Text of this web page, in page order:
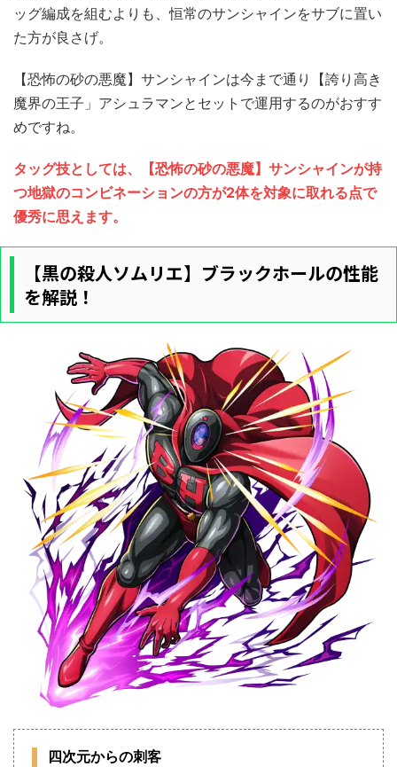
ッグ編成を組むよりも、恒常のサンシャインをサブに置い
た方が良さげ。
【恐怖の砂の悪魔】サンシャインは今まで通り【誇り高き
魔界の王子」アシュラマンとセットで運用するのがおすす
めですね。
タッグ技としては、【恐怖の砂の悪魔】サンシャインが持
つ地獄のコンビネーションの方が2体を対象に取れる点で
優秀に思えます。
【黒の殺人ソムリエ】ブラックホールの性能
を解説！
四次元からの刺客